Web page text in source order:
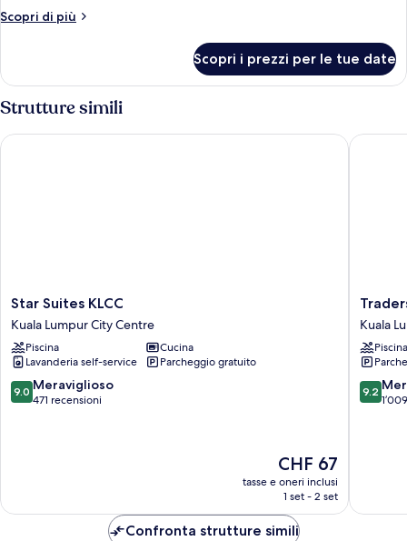
Scopri di più
Altri
Scopri i prezzi per le tue date
Strutture simili
Star
Suites
KLCC
Kuala
Lumpur
City
Centre
Star Suites KLCC
Kuala Lumpur City Centre
Piscina
Cucina
Lavanderia self-service
Parcheggio gratuito
9.0
su
9.0 Meraviglioso
471 recensioni
Il
prezzo
attuale
CHF 67
CHF 67
tasse e oneri inclusi
1 set - 2 set
Star Suites KLCC
Traders
Hotel
Kuala
Lumpur
Kuala
Lumpur
City
Kuala
Piscina
9.2
su
9.2
Traders
Confronta strutture simili